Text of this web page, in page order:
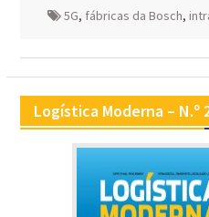
5G, fábricas da Bosch,
Logística Moderna – N.º